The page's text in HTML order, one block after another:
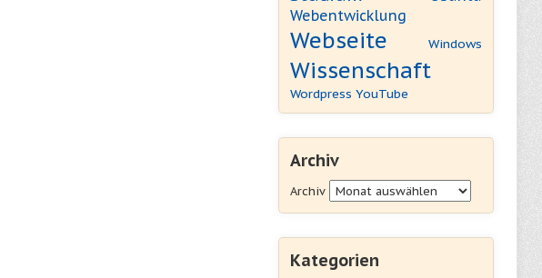
Webentwicklung
Webseite Windows
Wissenschaft
Wordpress YouTube
Archiv
Archiv
Kategorien